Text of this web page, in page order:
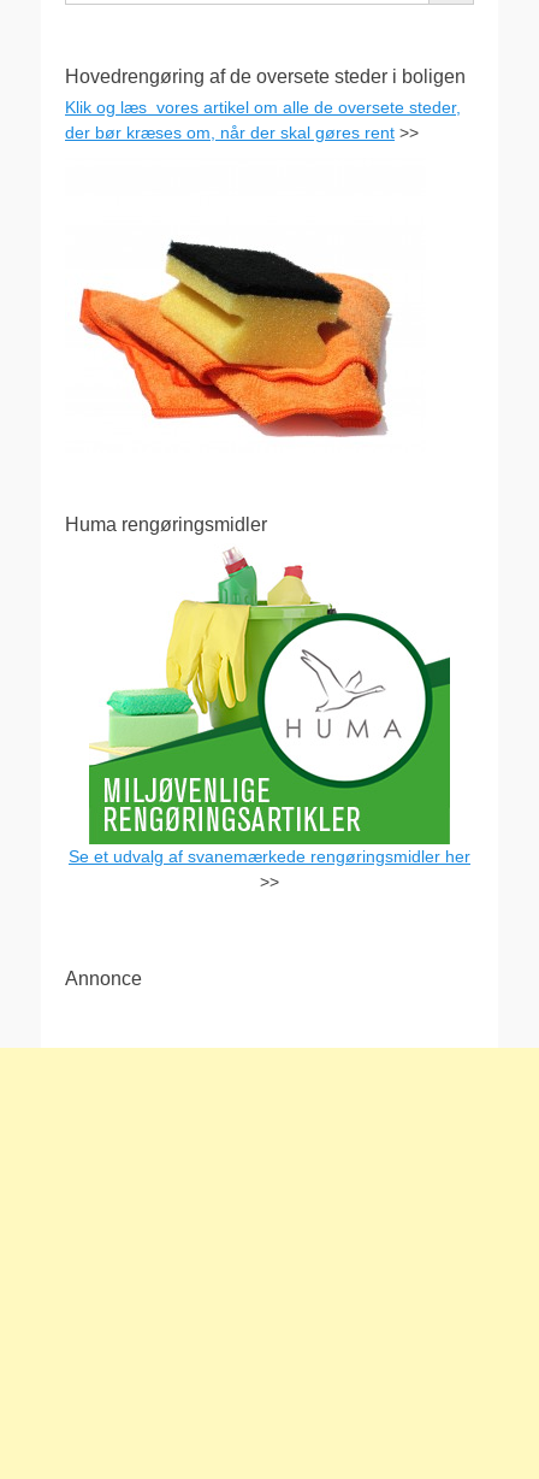
Hovedrengøring af de oversete steder i boligen
Klik og læs vores artikel om alle de oversete steder,
der bør kræses om, når der skal gøres rent >>
Huma rengøringsmidler
Se et udvalg af svanemærkede rengøringsmidler her
>>
Annonce